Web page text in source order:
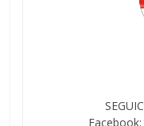
Facebook: